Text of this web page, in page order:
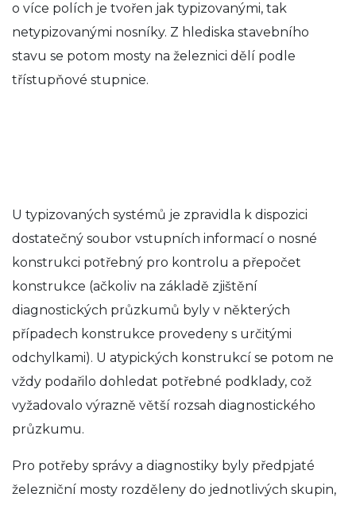
o více polích je tvořen jak typizovanými, tak
netypizovanými nosníky. Z hlediska stavebního
stavu se potom mosty na železnici dělí podle
třístupňové stupnice.
U typizovaných systémů je zpravidla k dispozici
dostatečný soubor vstupních informací o nosné
konstrukci potřebný pro kontrolu a přepočet
konstrukce (ačkoliv na základě zjištění
diagnostických průzkumů byly v některých
případech konstrukce provedeny s určitými
odchylkami). U atypických konstrukcí se potom ne
vždy podařilo dohledat potřebné podklady, což
vyžadovalo výrazně větší rozsah diagnostického
průzkumu.
Pro potřeby správy a diagnostiky byly předpjaté
železniční mosty rozděleny do jednotlivých skupin,